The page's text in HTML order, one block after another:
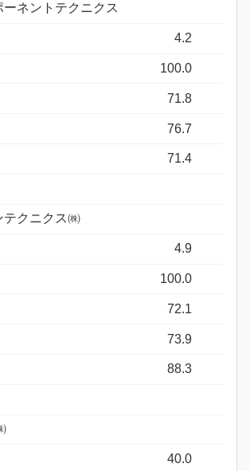
ネントテクニクス
4.2
100.0
71.8
76.7
71.4
クニクス㈱
4.9
100.0
72.1
73.9
88.3
40.0